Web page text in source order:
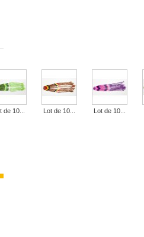
de 10... Lot de 10... Lot de 10...